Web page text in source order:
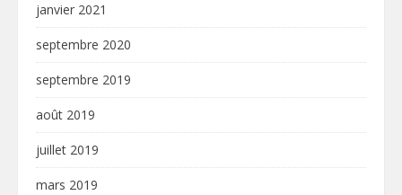
janvier 2021
septembre 2020
septembre 2019
août 2019
juillet 2019
mars 2019